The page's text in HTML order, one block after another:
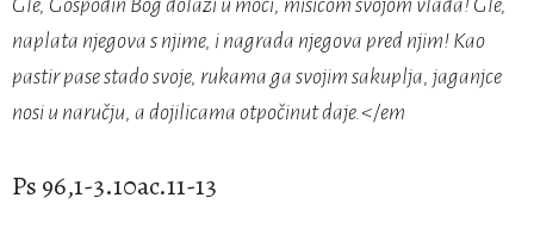
Gle, Gospodin Bog dolazi u moći, mišicom svojom vlada! Gle,
naplata njegova s njime, i nagrada njegova pred njim! Kao
pastir pase stado svoje, rukama ga svojim sakuplja, jaganjce
nosi u naručju, a dojilicama otpočinut daje.</em
Ps 96,1-3.10ac.11-13